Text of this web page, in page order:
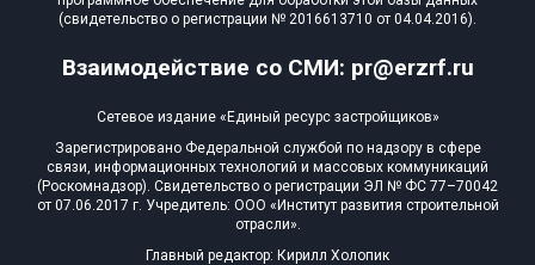
Взаимодействие со СМИ: pr@erzrf.ru
(свидетельство о регистрации № 2016613710 от 04.04.2016).
Сетевое издание «Единый ресурс застройщиков»
Зарегистрировано Федеральной службой по надзору в сфере
связи, информационных технологий и массовых коммуникаций
(Роскомнадзор). Свидетельство о регистрации ЭЛ № ФС 77–70042
от 07.06.2017 г. Учредитель: ООО «Институт развития строительной
отрасли».
Главный редактор: Кирилл Холопик